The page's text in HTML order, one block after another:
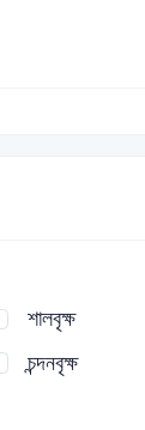
শালবৃক্ষ
চন্দনবৃক্ষ